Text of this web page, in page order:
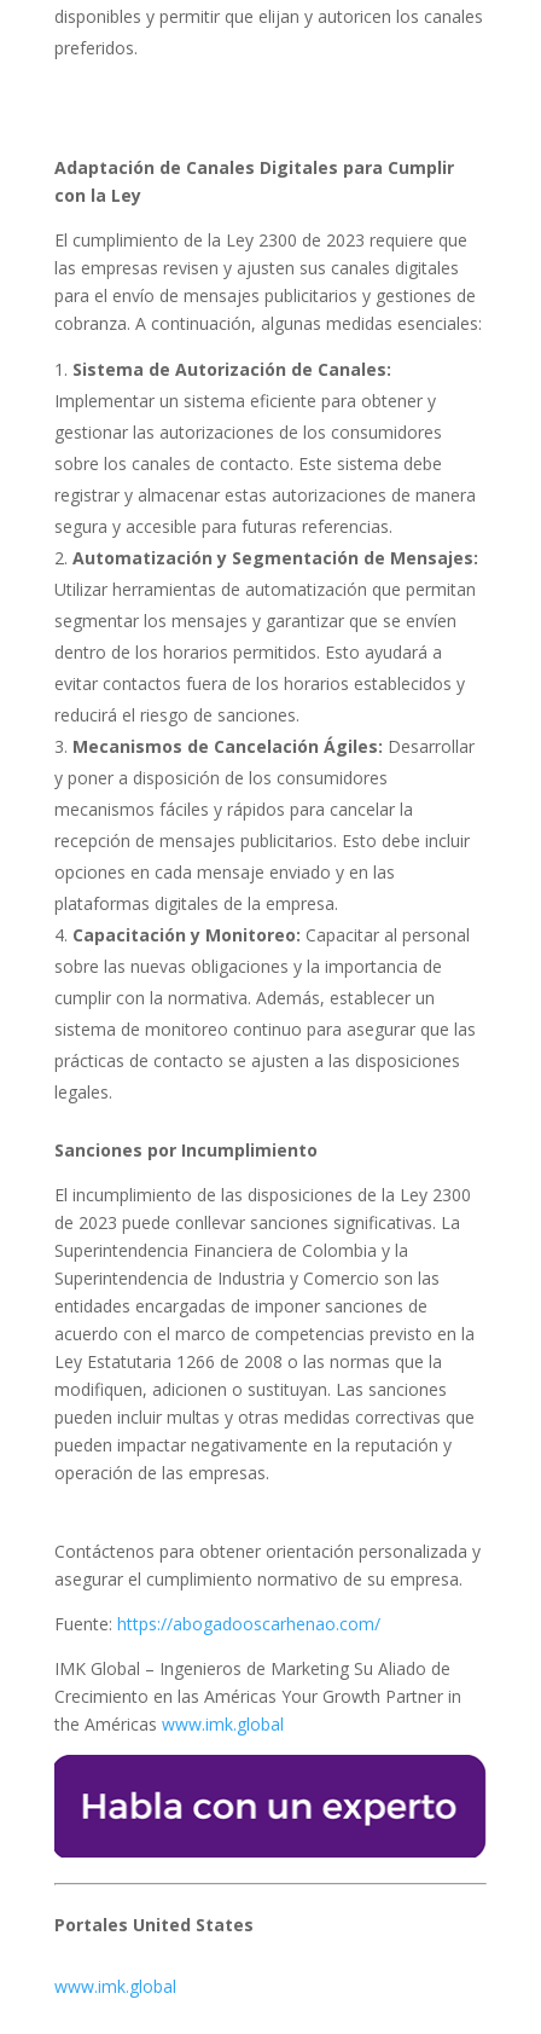
disponibles y permitir que elijan y autoricen los canales
preferidos.
Adaptación de Canales Digitales para Cumplir
con la Ley
El cumplimiento de la Ley 2300 de 2023 requiere que
las empresas revisen y ajusten sus canales digitales
para el envío de mensajes publicitarios y gestiones de
cobranza. A continuación, algunas medidas esenciales:
Sistema de Autorización de Canales:
Implementar un sistema eficiente para obtener y
gestionar las autorizaciones de los consumidores
sobre los canales de contacto. Este sistema debe
registrar y almacenar estas autorizaciones de manera
segura y accesible para futuras referencias.
Automatización y Segmentación de Mensajes:
Utilizar herramientas de automatización que permitan
segmentar los mensajes y garantizar que se envíen
dentro de los horarios permitidos. Esto ayudará a
evitar contactos fuera de los horarios establecidos y
reducirá el riesgo de sanciones.
Mecanismos de Cancelación Ágiles: Desarrollar
y poner a disposición de los consumidores
mecanismos fáciles y rápidos para cancelar la
recepción de mensajes publicitarios. Esto debe incluir
opciones en cada mensaje enviado y en las
plataformas digitales de la empresa.
Capacitación y Monitoreo: Capacitar al personal
sobre las nuevas obligaciones y la importancia de
cumplir con la normativa. Además, establecer un
sistema de monitoreo continuo para asegurar que las
prácticas de contacto se ajusten a las disposiciones
legales.
Sanciones por Incumplimiento
El incumplimiento de las disposiciones de la Ley 2300
de 2023 puede conllevar sanciones significativas. La
Superintendencia Financiera de Colombia y la
Superintendencia de Industria y Comercio son las
entidades encargadas de imponer sanciones de
acuerdo con el marco de competencias previsto en la
Ley Estatutaria 1266 de 2008 o las normas que la
modifiquen, adicionen o sustituyan. Las sanciones
pueden incluir multas y otras medidas correctivas que
pueden impactar negativamente en la reputación y
operación de las empresas.
Contáctenos para obtener orientación personalizada y
asegurar el cumplimiento normativo de su empresa.
Fuente: https://abogadooscarhenao.com/
IMK Global – Ingenieros de Marketing Su Aliado de
Crecimiento en las Américas Your Growth Partner in
the Américas www.imk.global
Portales United States
www.imk.global